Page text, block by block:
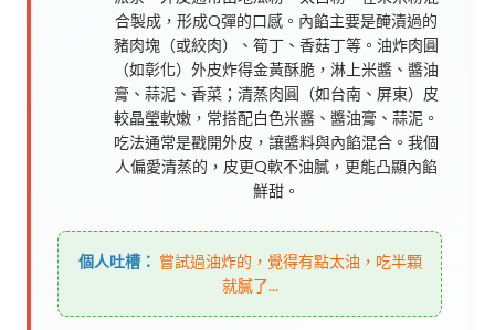
合製成，形成Q彈的口感。內餡主要是醃漬過的
豬肉塊（或絞肉）、筍丁、香菇丁等。油炸肉圓
（如彰化）外皮炸得金黃酥脆，淋上米醬、醬油
膏、蒜泥、香菜；清蒸肉圓（如台南、屏東）皮
較晶瑩軟嫩，常搭配白色米醬、醬油膏、蒜泥。
吃法通常是戳開外皮，讓醬料與內餡混合。我個
人偏愛清蒸的，皮更Q軟不油膩，更能凸顯內餡
鮮甜。
個人吐槽： 嘗試過油炸的，覺得有點太油，吃半顆
就膩了...